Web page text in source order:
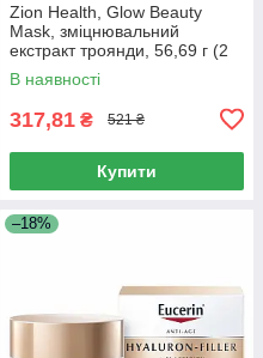
Zion Health, Glow Beauty
Mask, зміцнювальний
екстракт троянди, 56,69 г (2
унції)
В наявності
317,81 ₴ 521 ₴
Купити
–18%